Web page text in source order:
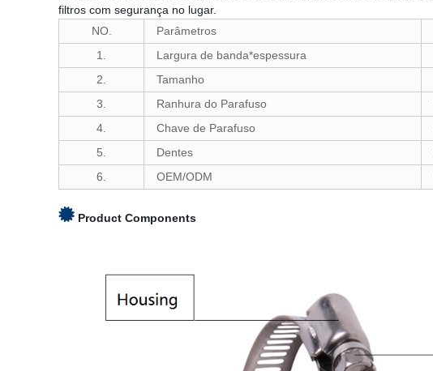
filtros com segurança no lugar.
NO.
Parâmetros
1.
Largura de banda*espessura
2.
Tamanho
3.
Ranhura do Parafuso
4.
Chave de Parafuso
5.
Dentes
6.
OEM/ODM
Product Components